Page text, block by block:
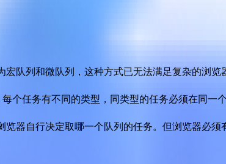
宏队列和微队列，这种方式已无法满足复杂的浏览
个任务有不同的类型，同类型的任务必须在同一
览器自行决定取哪一个队列的任务。但浏览器必